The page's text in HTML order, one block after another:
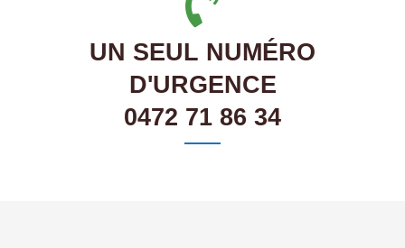
UN SEUL NUMÉRO
D'URGENCE
0472 71 86 34